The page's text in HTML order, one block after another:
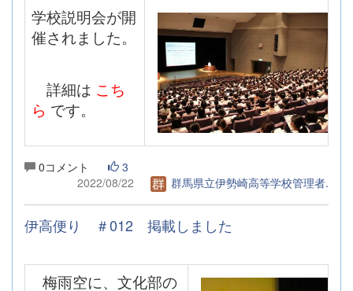
学校説明会が開
催されました。
詳細は こち
ら です。
0コメント
3
2022/08/22
群馬県立伊勢崎高等学校管理者.
伊高便り ＃012 掲載しました
梅雨空に、文化部の